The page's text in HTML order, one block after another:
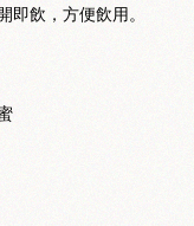
即飲，方便飲用。